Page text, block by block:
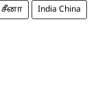
சீனா India China